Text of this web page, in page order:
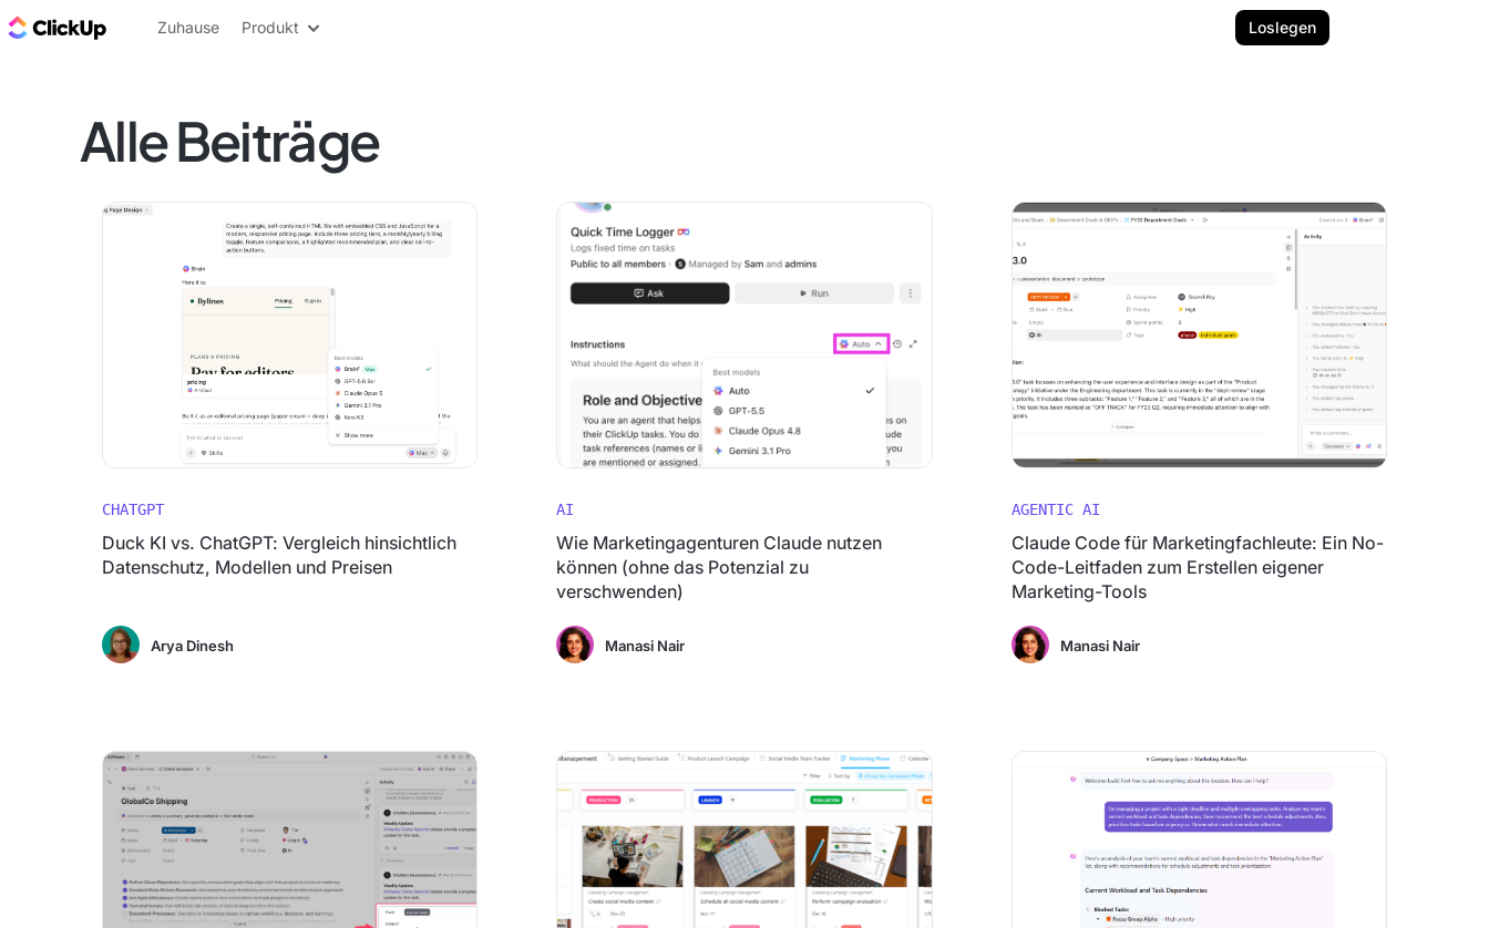
ClickUp Blog
Zuhause Produkt Loslegen
Alle Beiträge
CHATGPT
Duck KI vs. ChatGPT: Vergleich hinsichtlich
Datenschutz, Modellen und Preisen
Arya Dinesh
AI
Wie Marketingagenturen Claude nutzen
können (ohne das Potenzial zu
verschwenden)
Manasi Nair
AGENTIC AI
Claude Code für Marketingfachleute: Ein No-
Code-Leitfaden zum Erstellen eigener
Marketing-Tools
Manasi Nair